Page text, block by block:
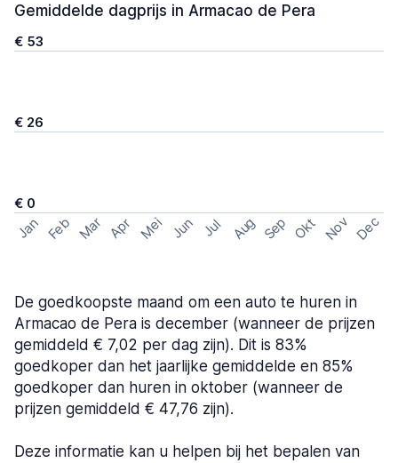
Gemiddelde dagprijs in Armacao de Pera
€ 53
€ 26
€ 0
Jan Feb Mar Apr Mei Jun Jul Aug Sep Okt Nov Dec
De goedkoopste maand om een auto te huren in
Armacao de Pera is december (wanneer de prijzen
gemiddeld € 7,02 per dag zijn). Dit is 83%
goedkoper dan het jaarlijke gemiddelde en 85%
goedkoper dan huren in oktober (wanneer de
prijzen gemiddeld € 47,76 zijn).
Deze informatie kan u helpen bij het bepalen van